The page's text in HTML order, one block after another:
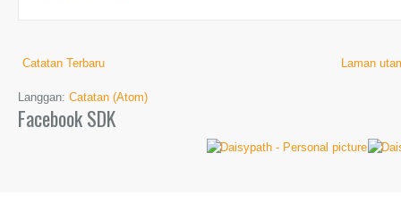
Catatan Terbaru Laman
Langgan: Catatan (Atom)
Facebook SDK